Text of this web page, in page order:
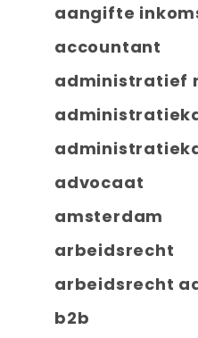
aangifte
accountant
administratief
advocaat
amsterdam
arbeidsrecht
arbeidsrecht
b2b